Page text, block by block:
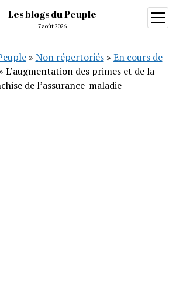
Les blogs du Peuple
7 août 2026
ouvrir
menu
» Non répertoriés» En cours de
» L’augmentation des primes et de la
de l’assurance-maladie